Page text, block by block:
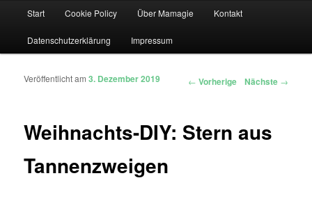
Zum Inhalt wechseln
Zum sekundären Inhalt wechseln
Start Cookie Policy Über Mamagie Kontakt
Datenschutzerklärung Impressum
Artikelnavigation ← Vorherige Nächste →
Weihnachts-DIY: Stern aus
Tannenzweigen
Veröffentlicht am3. Dezember 2019